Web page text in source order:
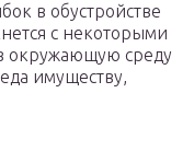
в обустройстве
с некоторыми
окружающую среду
имуществу,